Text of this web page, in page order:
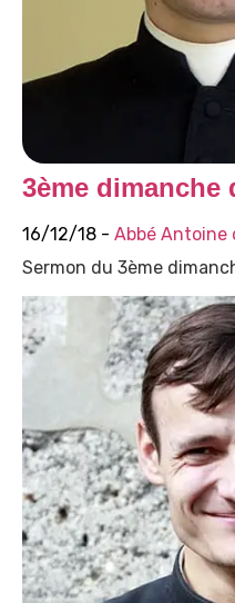
3ème dimanche
16/12/18 - Abbé Antoine
Sermon du 3ème